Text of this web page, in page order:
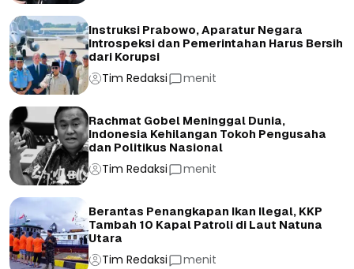
Instruksi Prabowo, Aparatur Negara
Introspeksi dan Pemerintahan Harus Bersih
dari Korupsi
Tim Redaksi menit
Rachmat Gobel Meninggal Dunia,
Indonesia Kehilangan Tokoh Pengusaha
dan Politikus Nasional
Tim Redaksi menit
Berantas Penangkapan Ikan Ilegal, KKP
Tambah 10 Kapal Patroli di Laut Natuna
Utara
Tim Redaksi menit